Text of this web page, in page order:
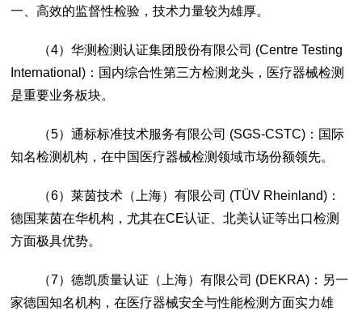
一、高效的监督性检验，技术力量较为雄厚。
（4）华测检测认证集团股份有限公司 (Centre Testing
International)：国内综合性第三方检测龙头，医疗器械检测
是重要业务板块。
（5）通标标准技术服务有限公司 (SGS-CSTC)：国际
知名检测机构，在中国医疗器械检测领域市场份额领先。
（6）莱茵技术（上海）有限公司 (TÜV Rheinland)：
德国莱茵在华机构，尤其在CE认证、北美认证等出口检测
方面极具优势。
（7）德凯质量认证（上海）有限公司 (DEKRA)：另一
家德国知名机构，在医疗器械安全与性能检测方面实力雄